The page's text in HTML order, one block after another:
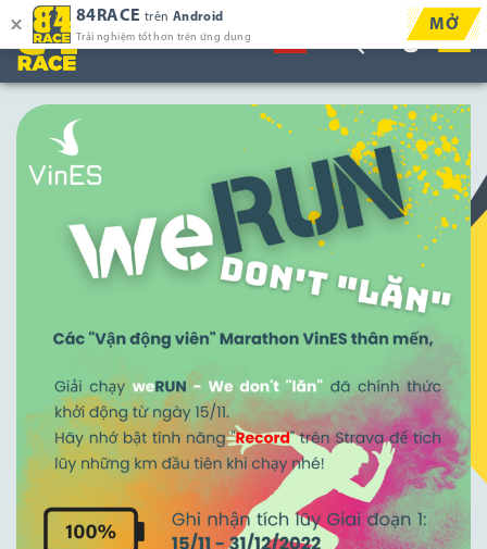
84RACE trên Android
Trải nghiệm tốt hơn trên ứng dụng
MỞ